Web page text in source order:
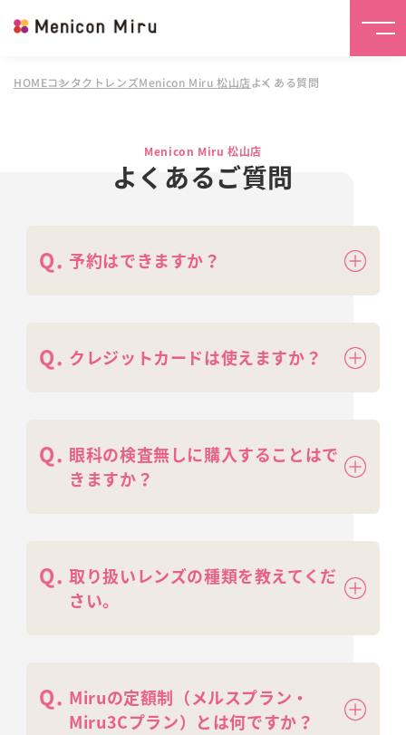
HOMEコンタクトレンズMenicon Miru 松山店よくある質問
Menicon Miru 松山店
よくあるご質問
予約はできますか？
クレジットカードは使えますか？
眼科の検査無しに購入することはで
きますか？
取り扱いレンズの種類を教えてくだ
さい。
Miruの定額制（メルスプラン・
Miru3Cプラン）とは何ですか？